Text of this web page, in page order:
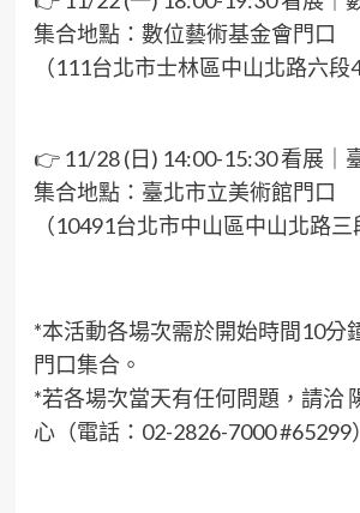
集合地點：數位藝術基金會門口
（111台北市士林區中山北路六段
👉 11/28 (日) 14:00-15:30 看展｜
集合地點：臺北市立美術館門口
（10491台北市中山區中山北路三
*本活動各場次需於開始時間10分
門口集合。
*若各場次當天有任何問題，請洽
心（電話：02-2826-7000 #65299）